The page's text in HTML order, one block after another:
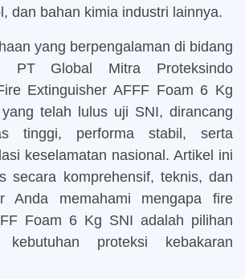
dan bahan kimia industri lainnya.
yang berpengalaman di bidang
PT Global Mitra Proteksindo
Extinguisher AFFF Foam 6 Kg
telah lulus uji SNI, dirancang
tinggi, performa stabil, serta
keselamatan nasional. Artikel ini
secara komprehensif, teknis, dan
Anda memahami mengapa fire
Foam 6 Kg SNI adalah pilihan
proteksi kebakaran